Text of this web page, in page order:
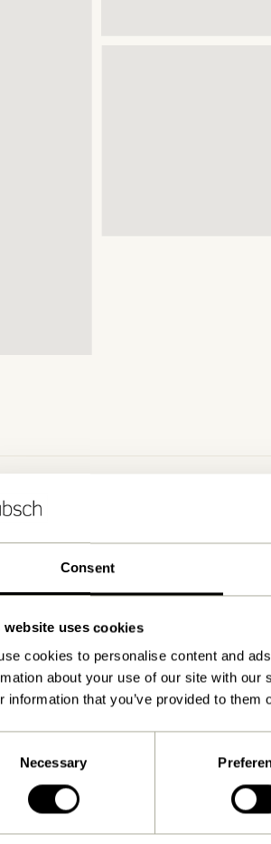
Consent
website uses cookies
cookies to personalise content and
about your use of our site with
information that you’ve provided to
Necessary